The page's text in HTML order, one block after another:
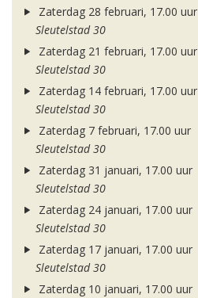
Zaterdag 28 februari, 17.00 uur
Sleutelstad 30
Zaterdag 21 februari, 17.00 uur
Sleutelstad 30
Zaterdag 14 februari, 17.00 uur
Sleutelstad 30
Zaterdag 7 februari, 17.00 uur
Sleutelstad 30
Zaterdag 31 januari, 17.00 uur
Sleutelstad 30
Zaterdag 24 januari, 17.00 uur
Sleutelstad 30
Zaterdag 17 januari, 17.00 uur
Sleutelstad 30
Zaterdag 10 januari, 17.00 uur